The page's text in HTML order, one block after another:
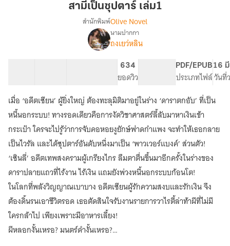
ดาว
ผ่าน
ม
จน
สามี
เป็น
ซุป
ตาร์
เล่ม1
สามีเป็นซุปตาร์ เล่ม1
เรื่อง[มี
ebook
2
เล่ม
จบ]
เกิด
ใหม่
เป็น
ดารา
ดาว
ร่วง
ไล่
ผี
ผ่าน
สตรี
ม
จน
ได้
สามี
เป็น
สำนักพิมพ์Olive Novel
นามปากกา
ถงเยว่หลิน
634
ยอดวิว
PDF/EPUB
ประเภทไฟล์
16
วันที่
เมื่อ ‘อดีตเซียน’ ผู้ยิ่งใหญ่ ต้องทะลุมิติมาอยู่ในร่าง ‘ดาราตกอับ’ ที่เป็น
หนี้นอกระบบ! ทางรอดเดียวคือการงัดวิชาศาสตร์ลี้ลับมาหาเงินเข้า
กระเป๋า ใครจะไปรู้ว่าการจับคอหอยงูยักษ์ฟาดกำแพง จะทำให้เธอกลาย
เป็นไวรัล และได้ซุปตาร์อันดับหนึ่งมาเป็น ‘พาวเวอร์แบงค์’ ส่วนตัว!
‘เซินลี่’ อดีตเทพสงครามผู้เกรียงไกร ลืมตาตื่นขึ้นมาอีกครั้งในร่างของ
ดาราปลายแถวที่ไร้งาน ไร้เงิน แถมยังพ่วงหนี้นอกระบบก้อนโต!
ในโลกที่พลังวิญญาณเบาบาง อดีตเซียนผู้รักความสงบและรักเงิน จึง
ต้องดิ้นรนเอาชีวิตรอด เธอตัดสินใจรับงานรายการวาไรตี้ล่าท้าผีที่ไม่มี
ใครกล้าไป เพียงเพราะมีอาหารเลี้ยง!
ผีหลอกงั้นเหรอ? มนตร์ดำงั้นเหรอ?